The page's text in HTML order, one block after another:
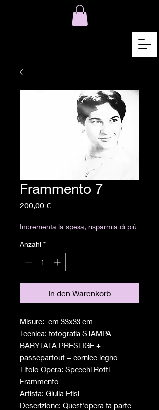
Frammento 7
200,00 €Preis
Incrementa la spesa, risparmia di più
Anzahl *
In den Warenkorb
Misure: cm 33x33 cm
Tecnica: fotografia STAMPA
BARYTATA PRESTIGE +
passepartout + cornice legno
Titolo Opera: Specchi Rotti -
Frammento
Artista: Giulia Efisi
Descrizione: Quest'opera fa parte